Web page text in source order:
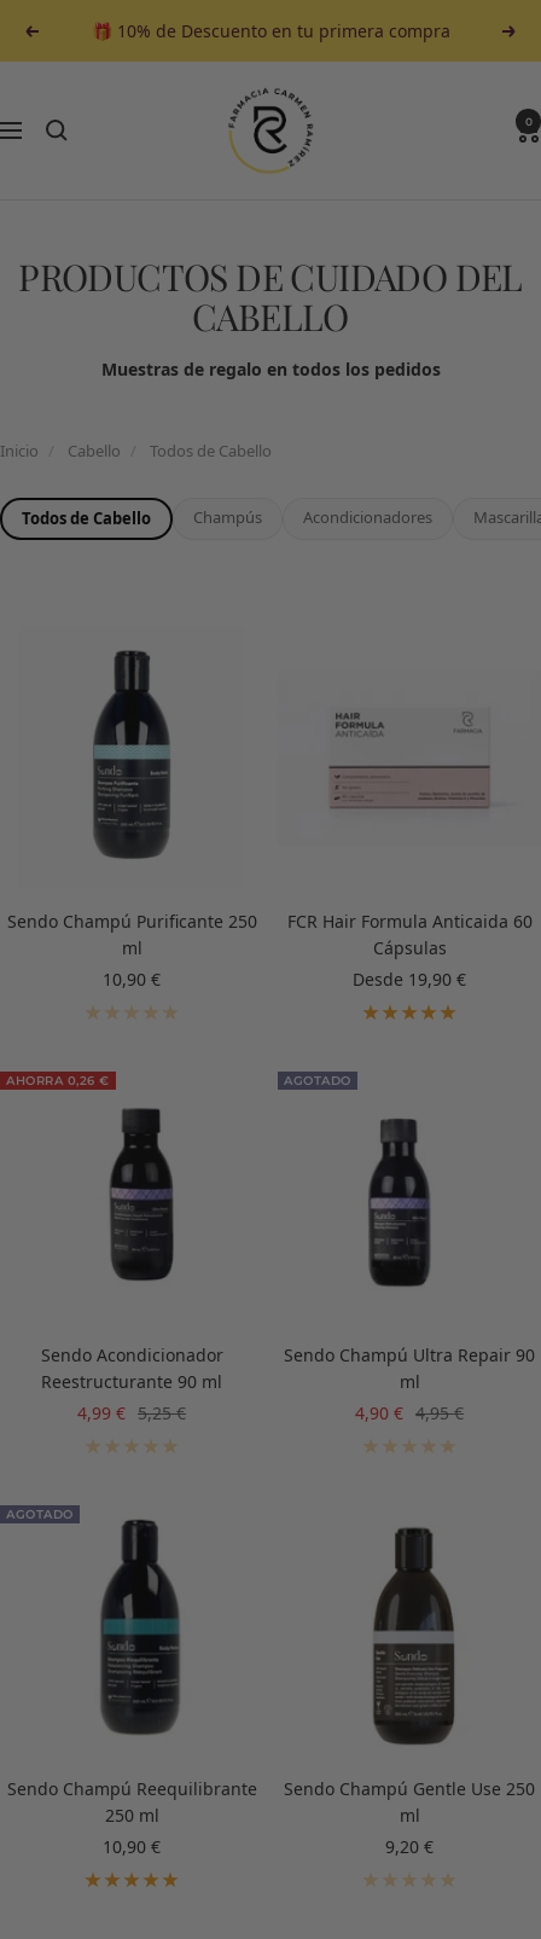
contenido
Anterior 🎁 10% de Descuento en tu primera compra
Navegación
Farmacia
Carmen
Ramirez
0
PRODUCTOS DE CUIDADO DEL
CABELLO
Muestras de regalo en todos los pedidos
Inicio Cabello Todos de Cabello
Todos de Cabello Champús Acondicionadores
Sendo Champú Purificante 250
ml
Precio
de
10,90 €
FCR Hair Formula Anticaida 60
Cápsulas
Precio
de
Desde 19,90 €
AHORRA 0,26 €
Sendo Acondicionador
Reestructurante 90 ml
Precio
de
4,99 € Precio
normal
5,25 €
AGOTADO
Sendo Champú Ultra Repair 90
ml
Precio
de
4,90 € Precio
normal
4,95 €
AGOTADO
Sendo Champú Reequilibrante
250 ml
Precio
de
10,90 €
Sendo Champú Gentle Use 250
ml
Precio
de
9,20 €